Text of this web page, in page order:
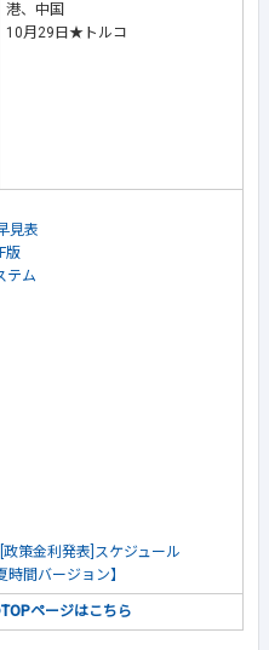
港、中国
10月29日★トルコ
見表
版
テム
策金利発表]スケジュール
間バージョン】
ページはこちら